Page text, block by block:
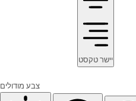
יישר טקסט
צבע מודולים